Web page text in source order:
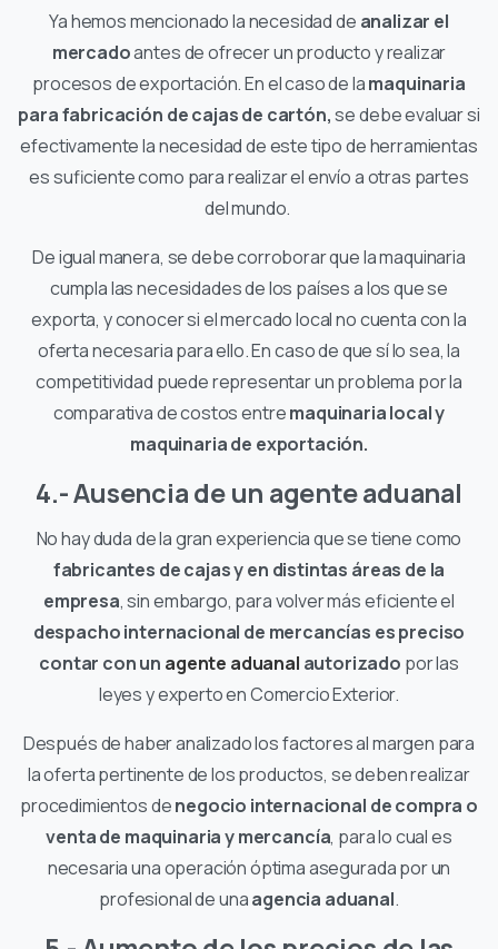
Ya hemos mencionado la necesidad de analizar el
mercadoantes de ofrecer un producto y realizar
procesos de exportación. En el caso de lamaquinaria
para fabricación de cajas de cartón,se debe evaluar si
efectivamente la necesidad de este tipo de herramientas
es suficiente como para realizar el envío a otras partes
del mundo.
De igual manera, se debe corroborar que la maquinaria
cumpla las necesidades de los países a los que se
exporta, y conocer si el mercado local no cuenta con la
oferta necesaria para ello. En caso de que sí lo sea, la
competitividad puede representar un problema por la
comparativa de costos entremaquinaria local y
maquinaria de exportación.
4.- Ausencia de un agente aduanal
No hay duda de la gran experiencia que se tiene como
fabricantes de cajas y en distintas áreas de la
empresa, sin embargo, para volver más eficiente el
despacho internacional de mercancías es preciso
contar con un agente aduanal autorizado por las
leyes y experto en Comercio Exterior.
Después de haber analizado los factores al margen para
la oferta pertinente de los productos, se deben realizar
procedimientos denegocio internacional de compra o
venta de maquinaria y mercancía, para lo cual es
necesaria una operación óptima asegurada por un
profesional de unaagencia aduanal.